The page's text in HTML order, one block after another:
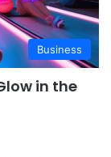
Business
in the